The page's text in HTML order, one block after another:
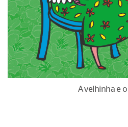
A velhinha e